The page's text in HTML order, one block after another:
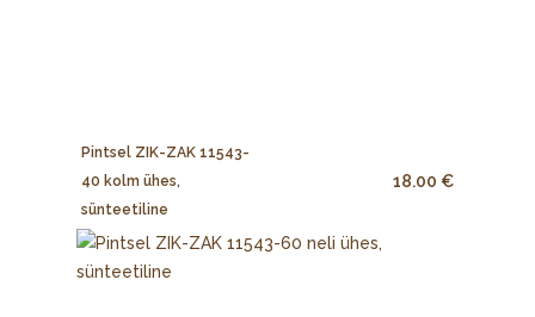
Pintsel ZIK-ZAK 11543-
40 kolm ühes,
sünteetiline
18.00 €